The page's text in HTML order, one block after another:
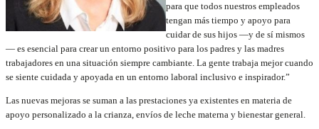
para que todos nuestros empleados
tengan más tiempo y apoyo para
cuidar de sus hijos —y de sí mismos
— es esencial para crear un entorno positivo para los padres y las madres
trabajadores en una situación siempre cambiante. La gente trabaja mejor cuando
se siente cuidada y apoyada en un entorno laboral inclusivo e inspirador.”
Las nuevas mejoras se suman a las prestaciones ya existentes en materia de
apoyo personalizado a la crianza, envíos de leche materna y bienestar general.